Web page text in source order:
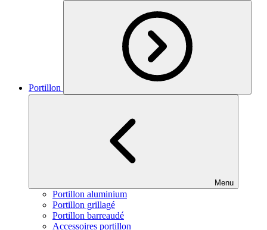
Portillon
Menu
Portillon aluminium
Portillon grillagé
Portillon barreaudé
Accessoires portillon